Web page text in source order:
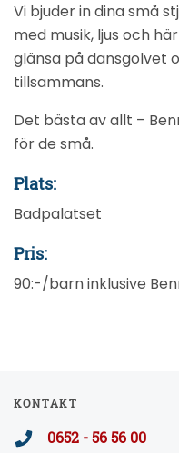
Vi bjuder in dina små
med musik, ljus och
glänsa på dansgolvet
tillsammans.
Det bästa av allt –
för de små.
Plats:
Badpalatset
Pris:
90:-/barn inklusive
KONTAKT
0652 - 56 56 00